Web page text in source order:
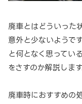
廃車とはどういった
意外と少ないようで
と何となく思ってい
をさすのか解説します
廃車時におすすめの